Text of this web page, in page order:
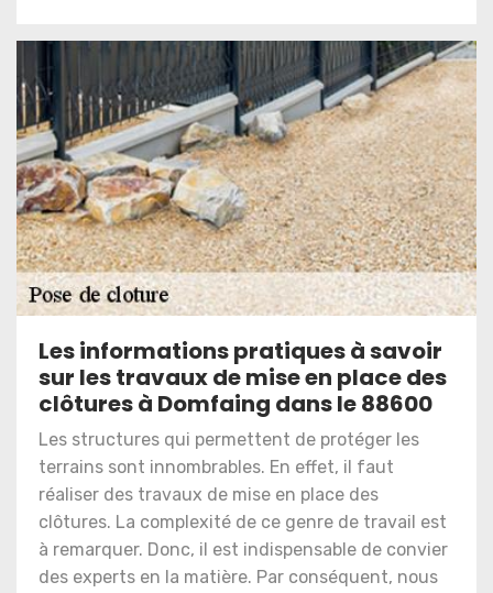
Les informations pratiques à savoir
sur les travaux de mise en place des
clôtures à Domfaing dans le 88600
Les structures qui permettent de protéger les
terrains sont innombrables. En effet, il faut
réaliser des travaux de mise en place des
clôtures. La complexité de ce genre de travail est
à remarquer. Donc, il est indispensable de convier
des experts en la matière. Par conséquent, nous